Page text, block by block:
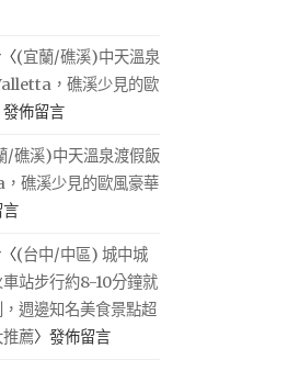
(宜蘭/礁溪)中天溫泉
，礁溪少見的歐
發佈留言
/礁溪)中天溫泉渡假飯
礁溪少見的歐風豪華
言
(台中/中區) 城中城
站步行約8-10分鐘就
週邊知名美食景點超
薦〉發佈留言